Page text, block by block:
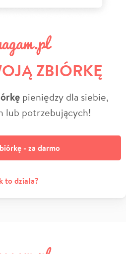
ZBIÓRKĘ
pieniędzy dla siebie,
lub potrzebujących!
- za darmo
to działa?